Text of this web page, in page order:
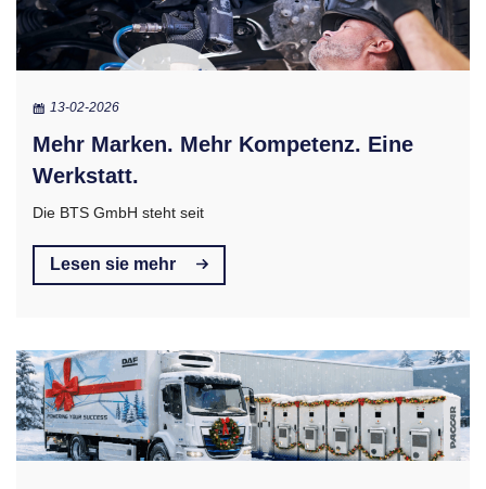
13-02-2026
Mehr Marken. Mehr Kompetenz. Eine
Werkstatt.
Die BTS GmbH steht seit
Lesen sie mehr